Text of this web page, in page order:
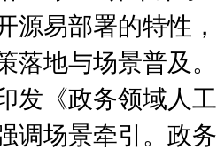
源易部署的特性
落地与场景普及
发《政务领域人
调场景牵引。政